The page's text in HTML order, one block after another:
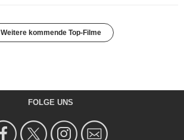
Weitere kommende Top-Filme
FOLGE UNS